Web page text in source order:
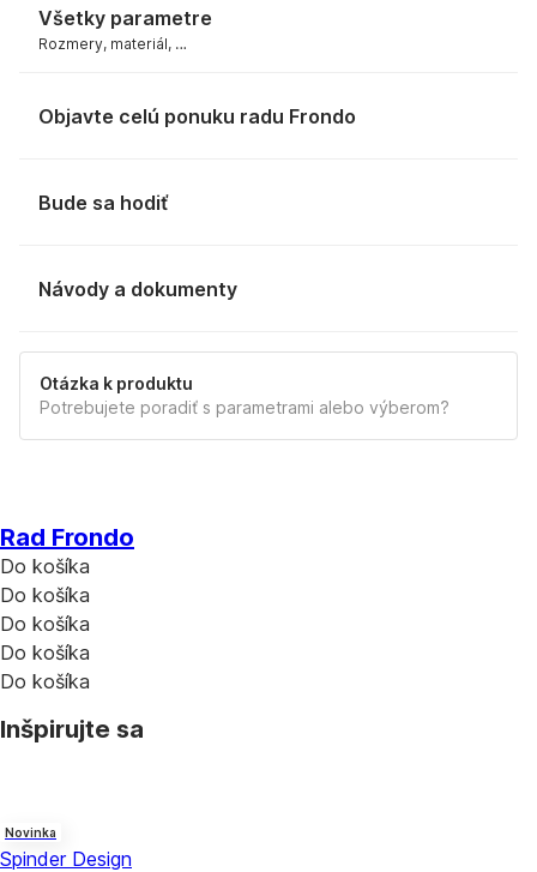
Všetky parametre
Rozmery, materiál, …
Objavte celú ponuku radu Frondo
Bude sa hodiť
Návody a dokumenty
MANUÁL
Otázka k produktu
Potrebujete poradiť s parametrami alebo výberom?
Rad Frondo
Do košíka
Do košíka
Do košíka
Do košíka
Do košíka
Inšpirujte sa
Novinka
Spinder Design